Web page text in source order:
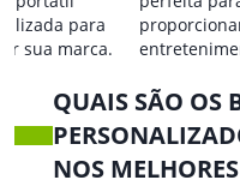
para
sua marca.
qualquer
QUAIS SÃO OS
NOS